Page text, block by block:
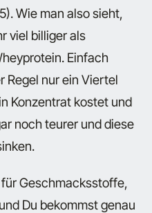
Wie man also sieht,
viel billiger als
Einfach
Regel nur ein Viertel
Konzentrat kostet und
noch teurer und diese
Geschmacksstoffe,
Du bekommst genau